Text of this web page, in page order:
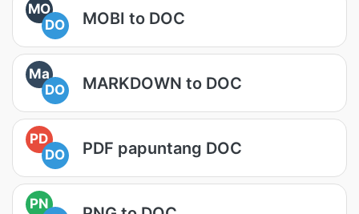
MO
DO
MOBI to DOC
Ma
DO
MARKDOWN to DOC
PD
DO
PDF papuntang DOC
PN